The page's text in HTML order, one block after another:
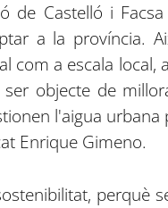
de Castelló i
a la província.
a escala local,
objecte de
l'aigua
Enrique Gimeno.
perquè